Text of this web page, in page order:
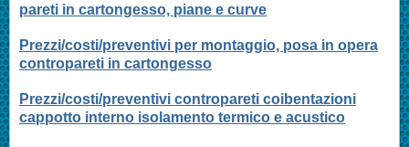
pareti in cartongesso, piane e curve
Prezzi/costi/preventivi per montaggio, posa in opera
contropareti in cartongesso
Prezzi/costi/preventivi contropareti coibentazioni
cappotto interno isolamento termico e acustico